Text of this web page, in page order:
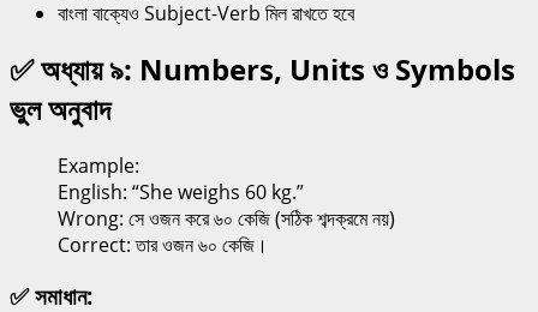
বাংলা বাক্যেও Subject-Verb মিল রাখতে হবে
✅ অধ্যায় ৯: Numbers, Units ও Symbols
ভুল অনুবাদ
Example:
English: “She weighs 60 kg.”
Wrong: সে ওজন করে ৬০ কেজি (সঠিক শব্দক্রমে নয়)
Correct: তার ওজন ৬০ কেজি।
✅ সমাধান: